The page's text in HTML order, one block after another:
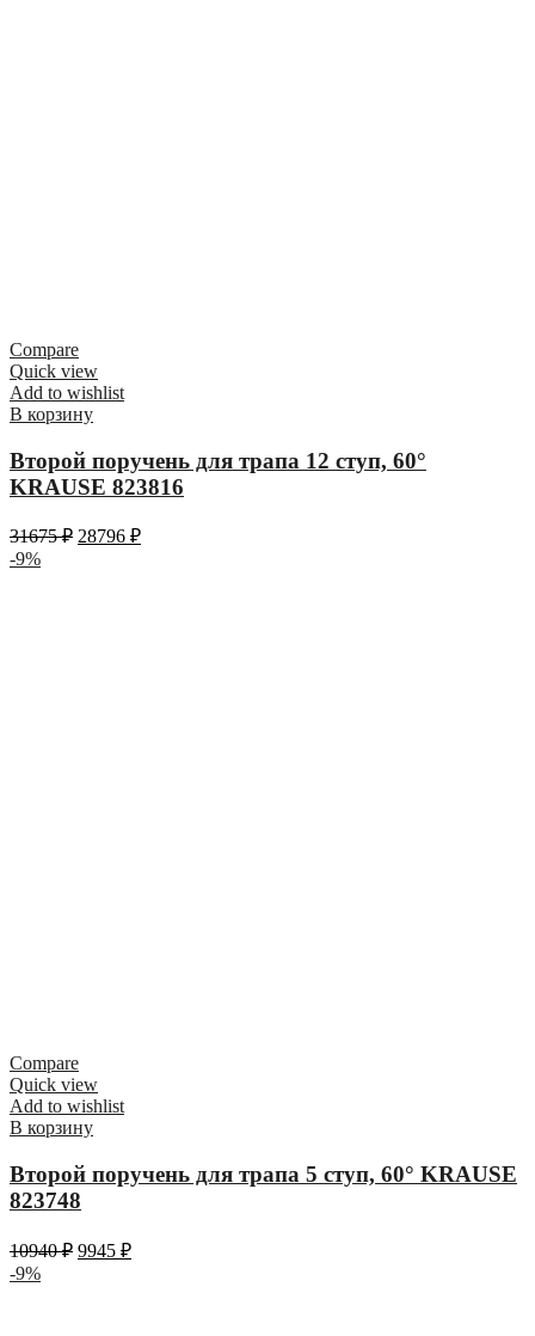
Compare
Quick view
Add to wishlist
В корзину
Второй поручень для трапа 12 ступ, 60°
KRAUSE 823816
31675₽ 28796 ₽
-9%
Compare
Quick view
Add to wishlist
В корзину
Второй поручень для трапа 5 ступ, 60° KRAUSE
823748
10940₽ 9945 ₽
-9%